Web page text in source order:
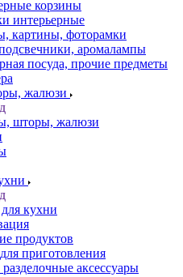
корзины
интерьерные
картины, фоторамки
аромалампы
посуда, прочие предметы
жалюзи
шторы, жалюзи
кухни
продуктов
приготовления
аксессуары